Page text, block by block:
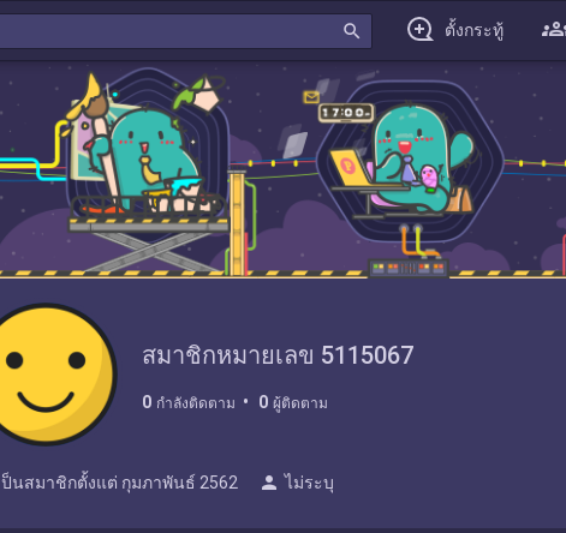
search ตั้งกระทู้
สมาชิกหมายเลข 5115067
0 กำลังติดตาม 0 ผู้ติดตาม
ป็นสมาชิกตั้งแต่ กุมภาพันธ์ 2562 person ไม่ระบุ